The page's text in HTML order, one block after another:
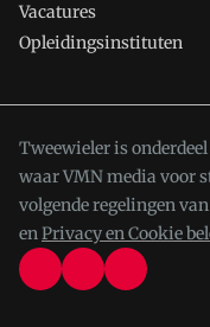
Vacatures
Opleidingsinstituten
Tweewieler is
waar VMN media voor
volgende regelingen
enPrivacy en Cookie